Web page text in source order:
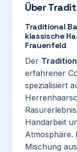
Über
Traditional
klassische
Frauenfeld
Der
erfahrener
spezialisiert
Handarbeit
Atmosphäre.
Mischung